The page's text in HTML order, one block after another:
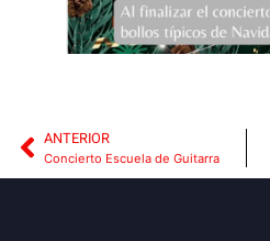
ANTERIOR
Concierto Escuela de Guitarra